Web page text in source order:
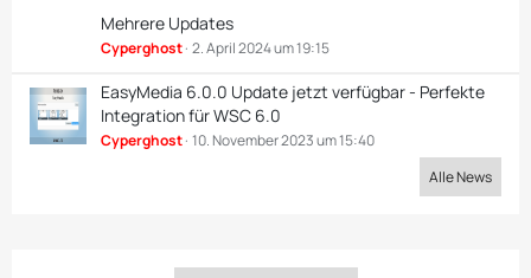
Mehrere Updates
Cyperghost 2. April 2024 um 19:15
EasyMedia 6.0.0 Update jetzt verfügbar - Perfekte
Integration für WSC 6.0
Cyperghost 10. November 2023 um 15:40
Alle News